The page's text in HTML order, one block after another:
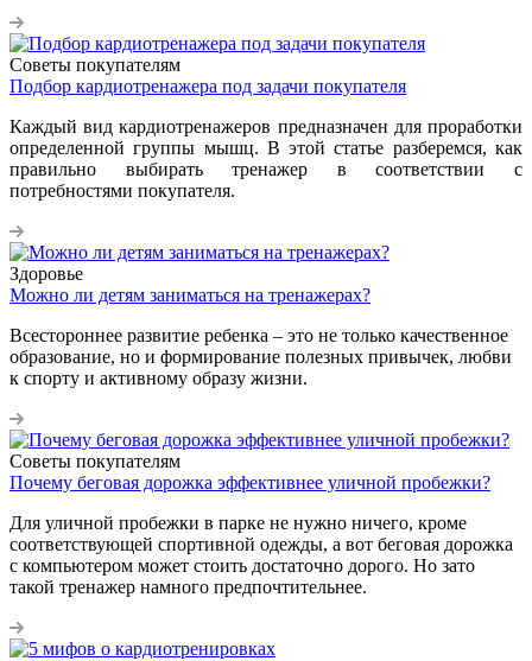
Советы покупателям
Подбор кардиотренажера под задачи покупателя
Каждый вид кардиотренажеров предназначен для проработки
определенной группы мышц. В этой статье разберемся, как
правильно выбирать тренажер в соответствии с
потребностями покупателя.
Здоровье
Можно ли детям заниматься на тренажерах?
Всестороннее развитие ребенка – это не только качественное
образование, но и формирование полезных привычек, любви
к спорту и активному образу жизни.
Советы покупателям
Почему беговая дорожка эффективнее уличной пробежки?
Для уличной пробежки в парке не нужно ничего, кроме
соответствующей спортивной одежды, а вот беговая дорожка
с компьютером может стоить достаточно дорого. Но зато
такой тренажер намного предпочтительнее.